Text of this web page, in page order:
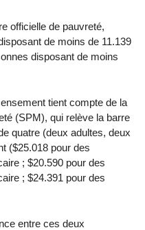
officielle de pauvreté,
de moins de 11.139
disposant de moins
tient compte de la
(SPM), qui relève la barre
quatre (deux adultes, deux
($25.018 pour des
; $20.590 pour des
; $24.391 pour des
entre ces deux